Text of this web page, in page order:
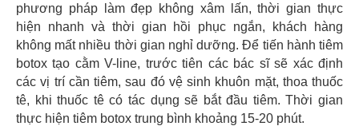
phương pháp làm đẹp không xâm lấn, thời gian thực
hiện nhanh và thời gian hồi phục ngắn, khách hàng
không mất nhiều thời gian nghỉ dưỡng. Để tiến hành tiêm
botox tạo cằm V-line, trước tiên các bác sĩ sẽ xác định
các vị trí cần tiêm, sau đó vệ sinh khuôn mặt, thoa thuốc
tê, khi thuốc tê có tác dụng sẽ bắt đầu tiêm. Thời gian
thực hiện tiêm botox trung bình khoảng 15-20 phút.